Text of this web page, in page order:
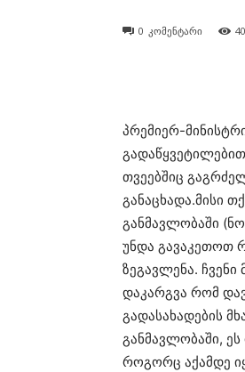
0 კომენტარი
პრემიერ-
თვეებშიც
განაცხადა.მისი
განმავლობაში
უნდა გავაკეთოთ
ზეგავლენა.
დაკარგვა რომ
გადასახადების
განმავლობაში,
როგორც აქამდე